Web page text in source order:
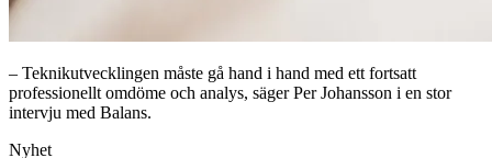
– Teknikutvecklingen måste gå hand i hand med ett fortsatt
professionellt omdöme och analys, säger Per Johansson i en stor
intervju med Balans.
Nyhet